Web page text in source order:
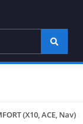
(X10, ACE, Nav)